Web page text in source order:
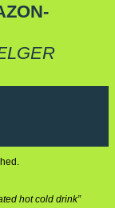
hot cold drink”